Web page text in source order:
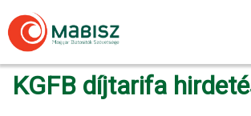
to
content
KGFB díjtarifa